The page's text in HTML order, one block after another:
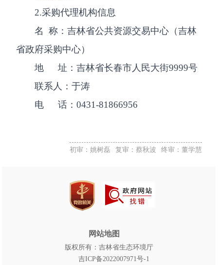
2.采购代理机构信息
名 称：吉林省公共资源交易中心（吉林
省政府采购中心）
地 址：吉林省长春市人民大街9999号
联系人：于涛
电 话：0431-81866956
初审：姚树磊 复审：蔡秋波 终审：董学慧
网站地图
版权所有：吉林省生态环境厅
吉ICP备2022007971号-1